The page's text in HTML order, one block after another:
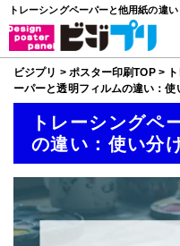
トレーシングペーパーと他用紙の違
ビジプリ > ポスター印刷TOP>
ーパーと透明フィルムの違い：使
トレーシングペ
の違い：使い分